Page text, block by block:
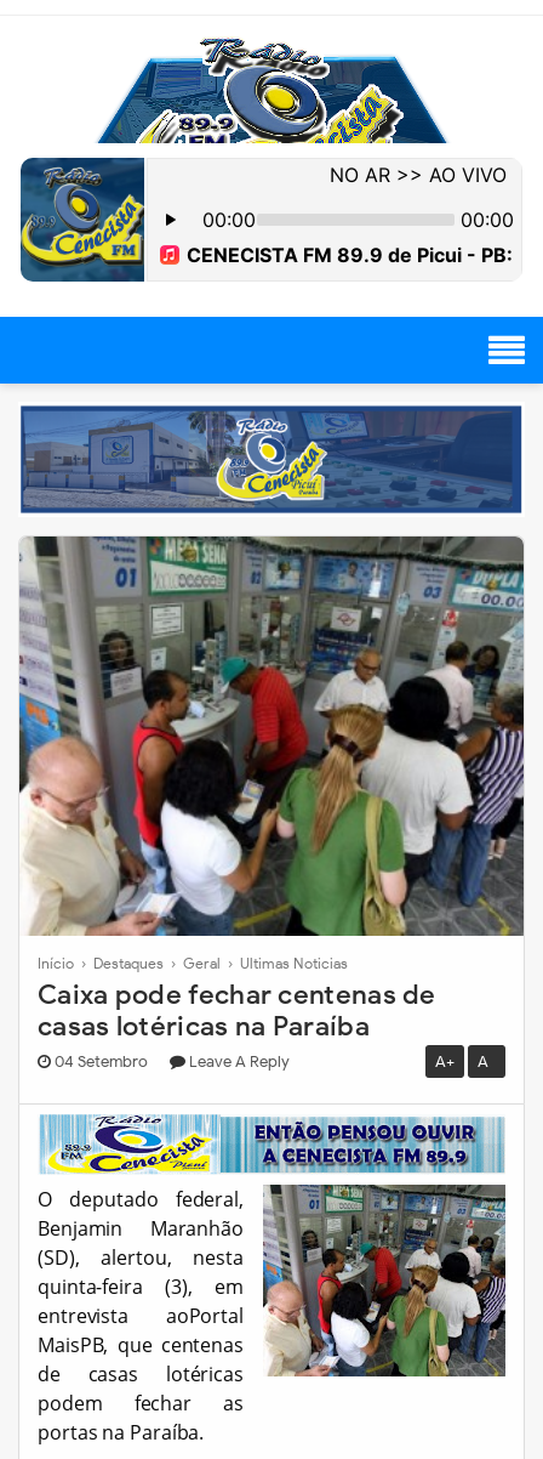
Início › Destaques › Geral › Ultimas Noticias
Caixa pode fechar centenas de
casas lotéricas na Paraíba
04 Setembro Leave A Reply A+ A-
O deputado federal,
Benjamin Maranhão
(SD), alertou, nesta
quinta-feira (3), em
entrevista aoPortal
MaisPB, que centenas
de casas lotéricas
podem fechar as
portas na Paraíba.